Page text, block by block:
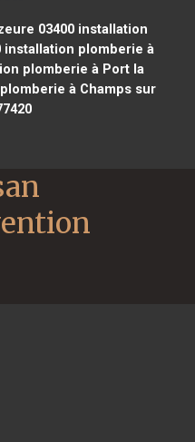
03400installation
installation plomberie à
plomberie à Port la
à Champs sur